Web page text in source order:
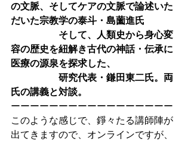
の文脈、そしてケアの文脈で論述いた
だいた宗教学の泰斗・島薗進氏
そして、人類史から身心変
容の歴史を紐解き古代の神話・伝承に
医療の源泉を探求した、
研究代表・鎌田東二氏。両
氏の講義と対談。
ーーーーーーーーーーーーーーーーー
このような感じで、錚々たる講師陣が
出てきますので、オンラインですが、